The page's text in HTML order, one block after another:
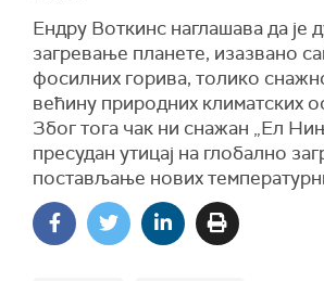
Ендру Воткинс наглашава да је
загревање планете, изазвано
фосилних горива, толико
већину природних климатских
Због тога чак ни снажан „Ел
пресудан утицај на глобално
постављање нових